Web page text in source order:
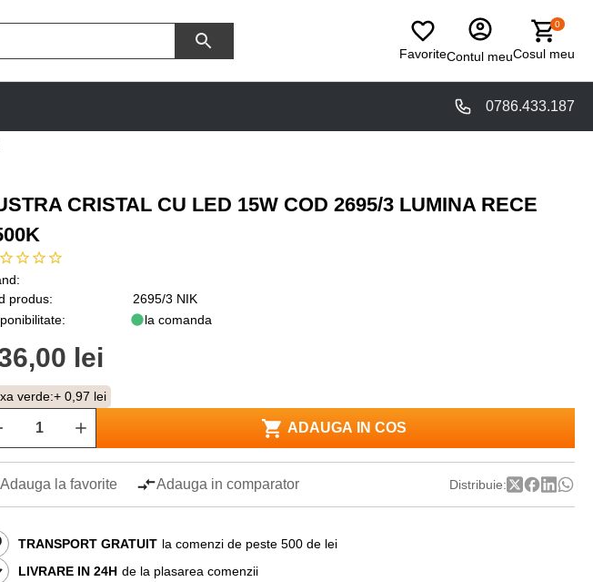
FavoriteContul meu
0
Cosul meu
0786.433.187
CRISTAL CU LED 15W COD 2695/3 LUMINA RECE
produs:
2695/3 NIK
la comanda
lei
verde:+ 0,97 lei
ADAUGA IN COS
Adauga la favorite Adauga in comparator Distribuie:
TRANSPORT GRATUIT la comenzi de peste 500 de lei
LIVRARE IN 24H de la plasarea comenzii